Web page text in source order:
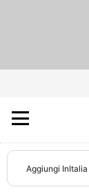
Aggiungi InItalia